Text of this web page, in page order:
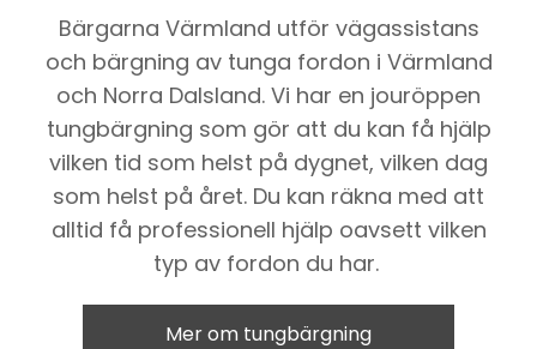
Bärgarna Värmland utför vägassistans
och bärgning av tunga fordon i Värmland
och Norra Dalsland. Vi har en jouröppen
tungbärgning som gör att du kan få hjälp
vilken tid som helst på dygnet, vilken dag
som helst på året. Du kan räkna med att
alltid få professionell hjälp oavsett vilken
typ av fordon du har.
Mer om tungbärgning